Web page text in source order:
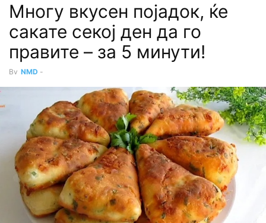
Многу вкусен појадок, ќе
сакате секој ден да го
правите – за 5 минути!
By NMD -